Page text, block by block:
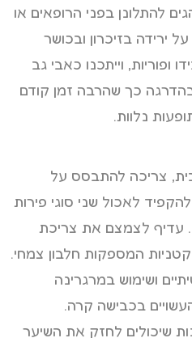
להתלונן בפני הרופאים או
ירידה בזיכרון ובכושר
ופוריות, וייתכנו כאבי גב
כך שהרבה זמן קודם
נלוות.
צריכה להתבסס על
לאכול שני סוגי פירות
עדיף לצמצם את צריכת
המספקות חלבון צמחי.
ושימוש במרגרינה
בכבישה קרה.
שיכולים לחזק את השיער